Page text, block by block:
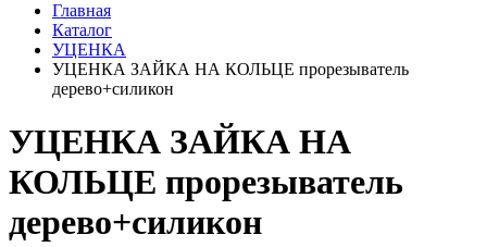
Главная
Каталог
УЦЕНКА
УЦЕНКА ЗАЙКА НА КОЛЬЦЕ прорезыватель
дерево+силикон
УЦЕНКА ЗАЙКА НА
КОЛЬЦЕ прорезыватель
дерево+силикон